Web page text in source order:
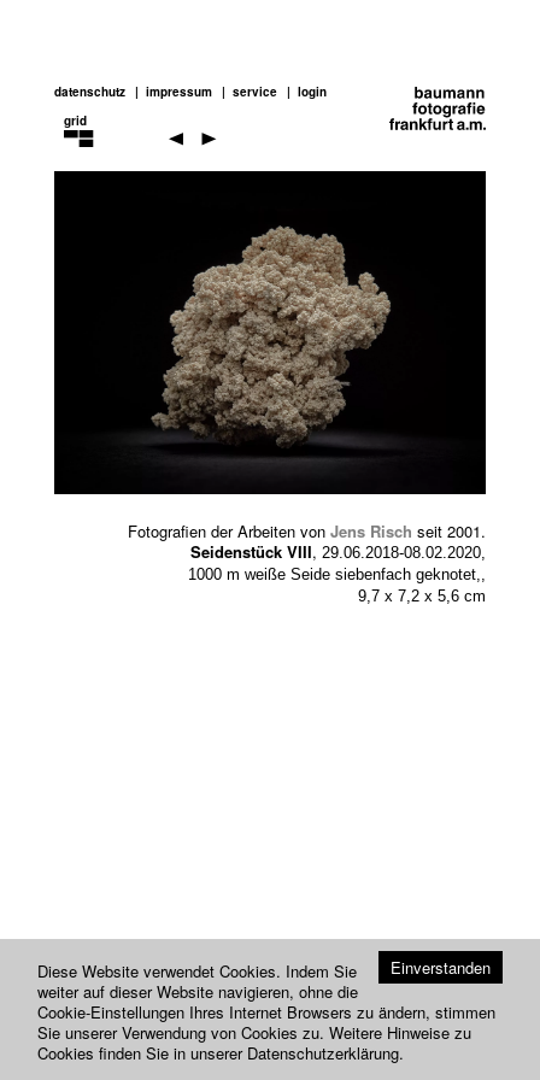
datenschutz impressum service
login
grid
jens
Fotografien der Arbeiten vonJens Risch seit 2001.
Seidenstück VIII, 29.06.2018-08.02.2020,
1000 m weiße Seide siebenfach geknotet,,
9,7 x 7,2 x 5,6 cm
Einverstanden
Diese Website verwendet Cookies. Indem Sie
weiter auf dieser Website navigieren, ohne die
Cookie-Einstellungen Ihres Internet Browsers zu ändern, stimmen
Sie unserer Verwendung von Cookies zu. Weitere Hinweise zu
Cookies finden Sie in unserer Datenschutzerklärung.